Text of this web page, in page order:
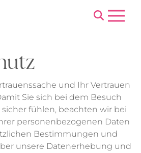
Menu
und Ihr Vertrauen
Sie sich bei dem Besuch
fühlen, beachten wir bei
personenbezogenen Daten
Bestimmungen und
unsere Datenerhebung und